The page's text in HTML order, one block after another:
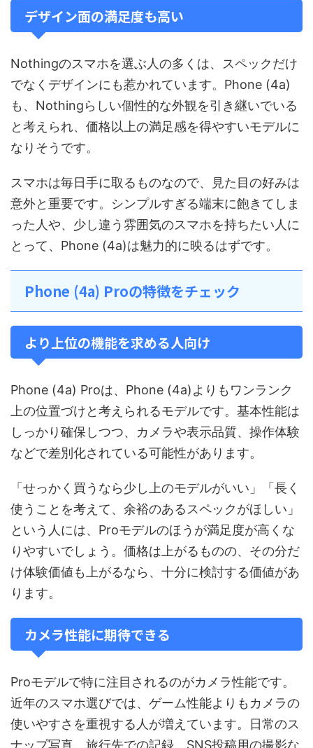
デザイン面の満足度も高い
Nothingのスマホを選ぶ人の多くは、スペックだけ
でなくデザインにも惹かれています。Phone (4a)
も、Nothingらしい個性的な外観を引き継いでいる
と考えられ、価格以上の満足感を得やすいモデルに
なりそうです。
スマホは毎日手に取るものなので、見た目の好みは
意外と重要です。シンプルすぎる端末に飽きてしま
った人や、少し違う雰囲気のスマホを持ちたい人に
とって、Phone (4a)は魅力的に映るはずです。
Phone (4a) Proの特徴をチェック
より上位の機能を求める人向け
Phone (4a) Proは、Phone (4a)よりもワンランク
上の位置づけと考えられるモデルです。基本性能は
しっかり確保しつつ、カメラや表示品質、操作体験
などで差別化されている可能性があります。
「せっかく買うなら少し上のモデルがいい」「長く
使うことを考えて、余裕のあるスペックがほしい」
という人には、Proモデルのほうが満足度が高くな
りやすいでしょう。価格は上がるものの、その分だ
け体験価値も上がるなら、十分に検討する価値があ
ります。
カメラ性能に期待できる
Proモデルで特に注目されるのがカメラ性能です。
近年のスマホ選びでは、ゲーム性能よりもカメラの
使いやすさを重視する人が増えています。日常のス
ナップ写真、旅行先での記録、SNS投稿用の撮影な